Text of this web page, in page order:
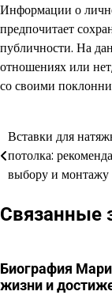
Информации о
предпочитает
публичности. На
отношениях или
со своими
Навигация
по
Вставки для
потолка:
выбору и монтажу
Связанные
Биография
жизни и